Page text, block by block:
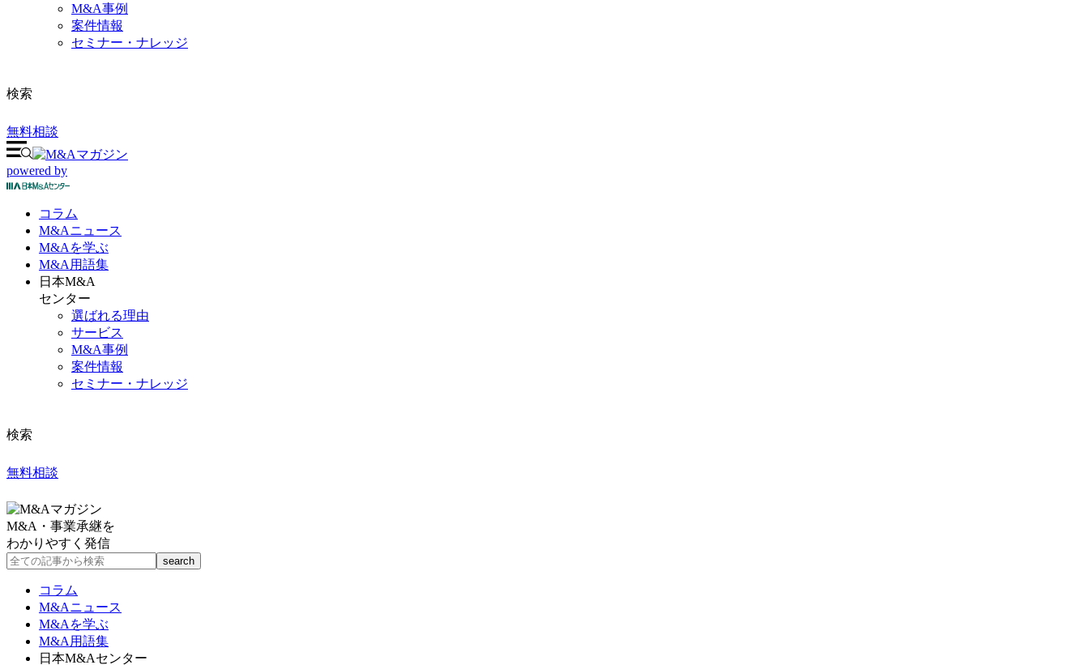
M&A事例
案件情報
セミナー・ナレッジ
検索
無料相談
powered by
コラム
M&Aニュース
M&Aを学ぶ
M&A 用語集
日本M&A
センター
選ばれる理由
サービス
M&A事例
案件情報
セミナー・ナレッジ
検索
無料相談
M&A・事業承継を
わかりやすく発信
コラム
M&Aニュース
M&Aを学ぶ
M&A用語集
日本M&Aセンター